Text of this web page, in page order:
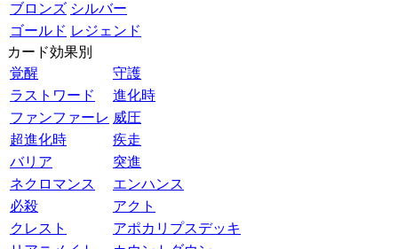
ブロンズ シルバー
ゴールド レジェンド
カード効果別
覚醒
守護
ラストワード
進化時
ファンファーレ 威圧
超進化時
疾走
バリア
突進
ネクロマンス
エンハンス
必殺
アクト
クレスト
アポカリプスデッキ